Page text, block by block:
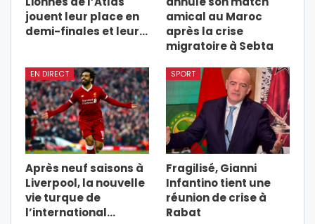
jouent leur place en
demi-finales et leur…
amical au Maroc
après la crise
migratoire à Sebta
EN DIRECT
Après neuf saisons à
Liverpool, la nouvelle
vie turque de
l’international…
SPORT
Fragilisé, Gianni
Infantino tient une
réunion de crise à
Rabat